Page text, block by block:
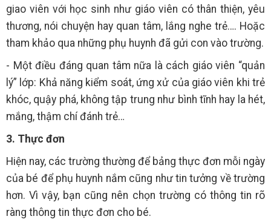
giao viên với học sinh như giáo viên có thân thiện, yêu
thương, nói chuyện hay quan tâm, lắng nghe trẻ…. Hoặc
tham khảo qua những phụ huynh đã gửi con vào trường.
- Một điều đáng quan tâm nữa là cách giáo viên “quản
lý” lớp: Khả năng kiểm soát, ứng xử của giáo viên khi trẻ
khóc, quậy phá, không tập trung như bình tĩnh hay la hét,
mắng, thậm chí đánh trẻ…
3. Thực đơn
Hiện nay, các trường thường để bảng thực đơn mỗi ngày
của bé để phụ huynh nắm cũng như tin tưởng về trường
hơn. Vì vậy, bạn cũng nên chọn trường có thông tin rõ
ràng thông tin thực đơn cho bé.